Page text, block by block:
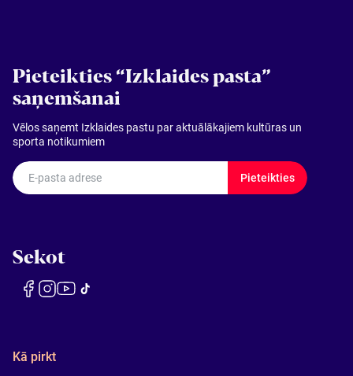
Pieteikties “Izklaides pasta”
saņemšanai
Vēlos saņemt Izklaides pastu par aktuālākajiem kultūras un
sporta notikumiem
E-pasta adrese Pieteikties
Sekot
Kā pirkt